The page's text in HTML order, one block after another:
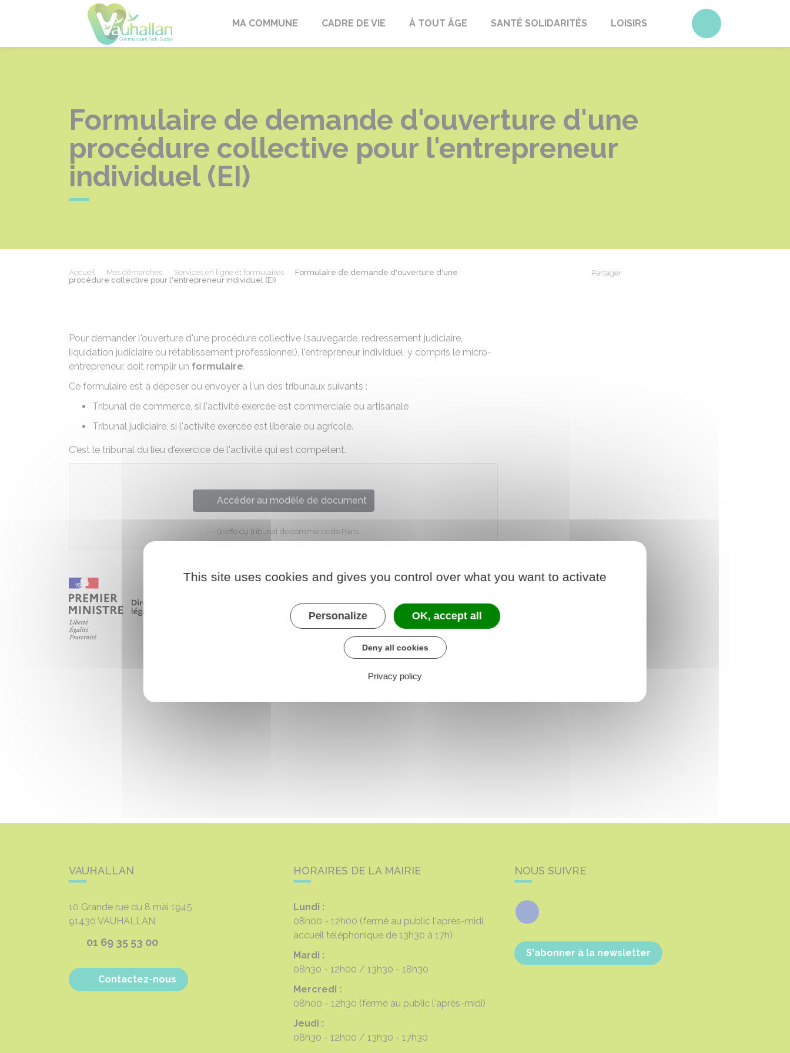
VauhallanMA COMMUNE CADRE DE VIE À TOUT ÂGE SANTÉ SOLIDARITÉS LOISIRS Accéder au
Formulaire de demande d'ouverture d'une
procédure collective pour l'entrepreneur
individuel (EI)
Accueil Mes démarches Services en ligne et formulaires
Formulaire de demande d'ouverture d'une
procédure collective pour l'entrepreneur individuel (EI)
Partager
Pour demander l'ouverture d'une procédure collective (sauvegarde, redressement judiciaire,
liquidation judiciaire ou rétablissement professionnel), l'entrepreneur individuel, y compris le micro-
entrepreneur, doit remplir un formulaire.
Ce formulaire est à déposer ou envoyer à l'un des tribunaux suivants :
Tribunal de commerce, si l'activité exercée est commerciale ou artisanale
Tribunal judiciaire, si l'activité exercée est libérale ou agricole.
C'est le tribunal du lieu d'exercice de l'activité qui est compétent.
Accéder au modèle de document
Greffe du tribunal de commerce de Paris
VAUHALLAN
10 Grande rue du 8 mai 1945
91430 VAUHALLAN
01 69 35 53 00
Contactez-nous
HORAIRES DE LA MAIRIE
Lundi :
08h00 - 12h00 (fermé au public l'après-midi,
accueil téléphonique de 13h30 à 17h)
Mardi :
08h30 - 12h00
13h30 - 18h30
Mercredi :
08h00 - 12h30 (fermé au public l'après-midi)
Jeudi :
08h30 - 12h00
13h30 - 17h30
NOUS SUIVRE
Facebook
S'abonner à la newsletter
This site uses cookies and gives you control over what you want to activate
Personalize OK, accept all
Deny all cookies
Privacy policy